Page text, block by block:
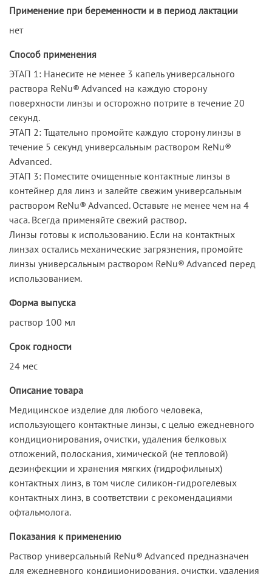
Применение при беременности и в период лактации
нет
Способ применения
ЭТАП 1: Нанесите не менее 3 капель универсального
раствора ReNu® Advanced на каждую сторону
поверхности линзы и осторожно потрите в течение 20
секунд.
ЭТАП 2: Тщательно промойте каждую сторону линзы в
течение 5 секунд универсальным раствором ReNu®
Advanced.
ЭТАП 3: Поместите очищенные контактные линзы в
контейнер для линз и залейте свежим универсальным
раствором ReNu® Advanced. Оставьте не менее чем на 4
часа. Всегда применяйте свежий раствор.
Линзы готовы к использованию. Если на контактных
линзах остались механические загрязнения, промойте
линзы универсальным раствором ReNu® Advanced перед
использованием.
Форма выпуска
раствор 100 мл
Срок годности
24 мес
Описание товара
Медицинское изделие для любого человека,
использующего контактные линзы, с целью ежедневного
кондиционирования, очистки, удаления белковых
отложений, полоскания, химической (не тепловой)
дезинфекции и хранения мягких (гидрофильных)
контактных линз, в том числе силикон-гидрогелевых
контактных линз, в соответствии с рекомендациями
офтальмолога.
Показания к применению
Раствор универсальный ReNu® Advanced предназначен
для ежедневного кондиционирования, очистки, удаления